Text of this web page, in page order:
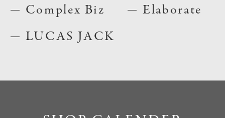
Complex Biz
LUCAS JACK
Elaborate